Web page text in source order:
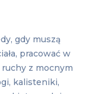
gdy muszą
pracować w
z mocnym
kalisteniki,